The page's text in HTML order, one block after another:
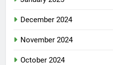
December 2024
November 2024
October 2024